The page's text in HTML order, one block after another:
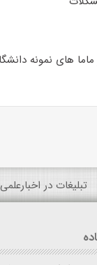
ماما های نمونه
تبلیغات در اخبارعلمی